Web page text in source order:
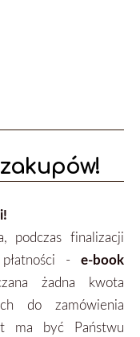
podczas finalizacji
- e-book
żadna kwota
do zamówienia
ma być Państwu